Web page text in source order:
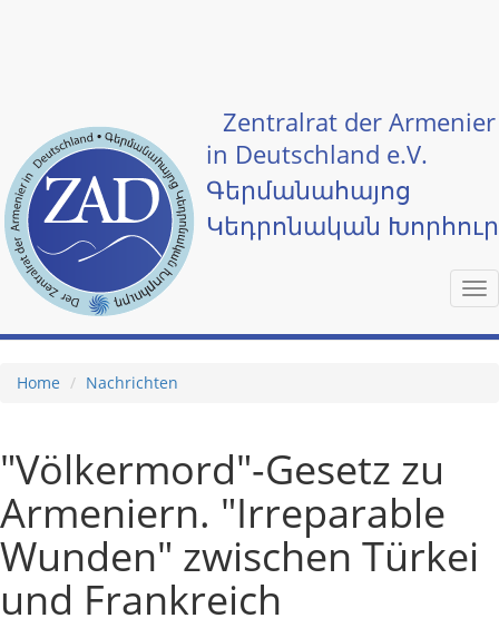
Zentralrat der Armenier
in Deutschland e.V.
Գերմանահայոց
Կեդրոնական
Home Nachrichten
"Völkermord"-Gesetz zu
Armeniern. "Irreparable
Wunden" zwischen Türkei
und Frankreich